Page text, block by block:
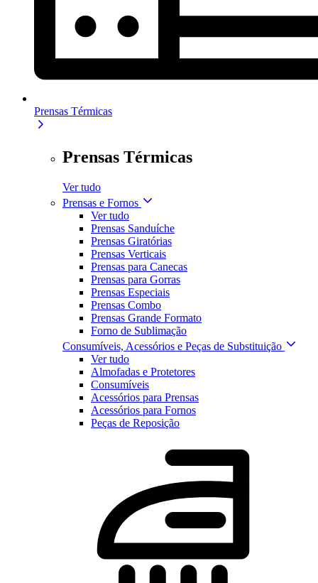
Prensas Térmicas
Prensas Térmicas
Ver tudo
Prensas e Fornos
Ver tudo
Prensas Sanduíche
Prensas Giratórias
Prensas Verticais
Prensas para Canecas
Prensas para Gorras
Prensas Especiais
Prensas Combo
Prensas Grande Formato
Forno de Sublimação
Consumíveis, Acessórios e Peças de Substituição
Ver tudo
Almofadas e Protetores
Consumíveis
Acessórios para Prensas
Acessórios para Fornos
Peças de Reposição